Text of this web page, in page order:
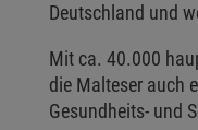
Deutschland und
Mit ca. 40.000
die Malteser auch
Gesundheits- und